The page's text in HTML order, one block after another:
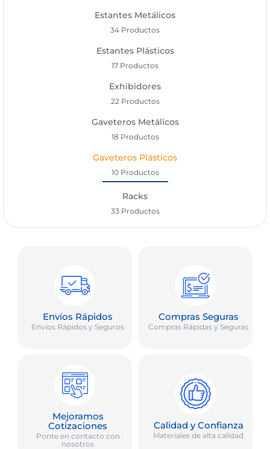
Estantes Metálicos
34 Productos
Estantes Plásticos
17 Productos
Exhibidores
22 Productos
Gaveteros Metálicos
18 Productos
Gaveteros Plásticos
10 Productos
Racks
33 Productos
Envíos Rápidos
Envíos Rápidos y Seguros
Compras Seguras
Compras Rápidas y Seguras
Mejoramos
Cotizaciones
Ponte en contacto con
nosotros
Calidad y Confianza
Materiales de alta calidad